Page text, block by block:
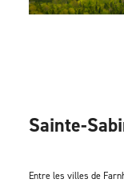
Sainte-
Entre les villes de